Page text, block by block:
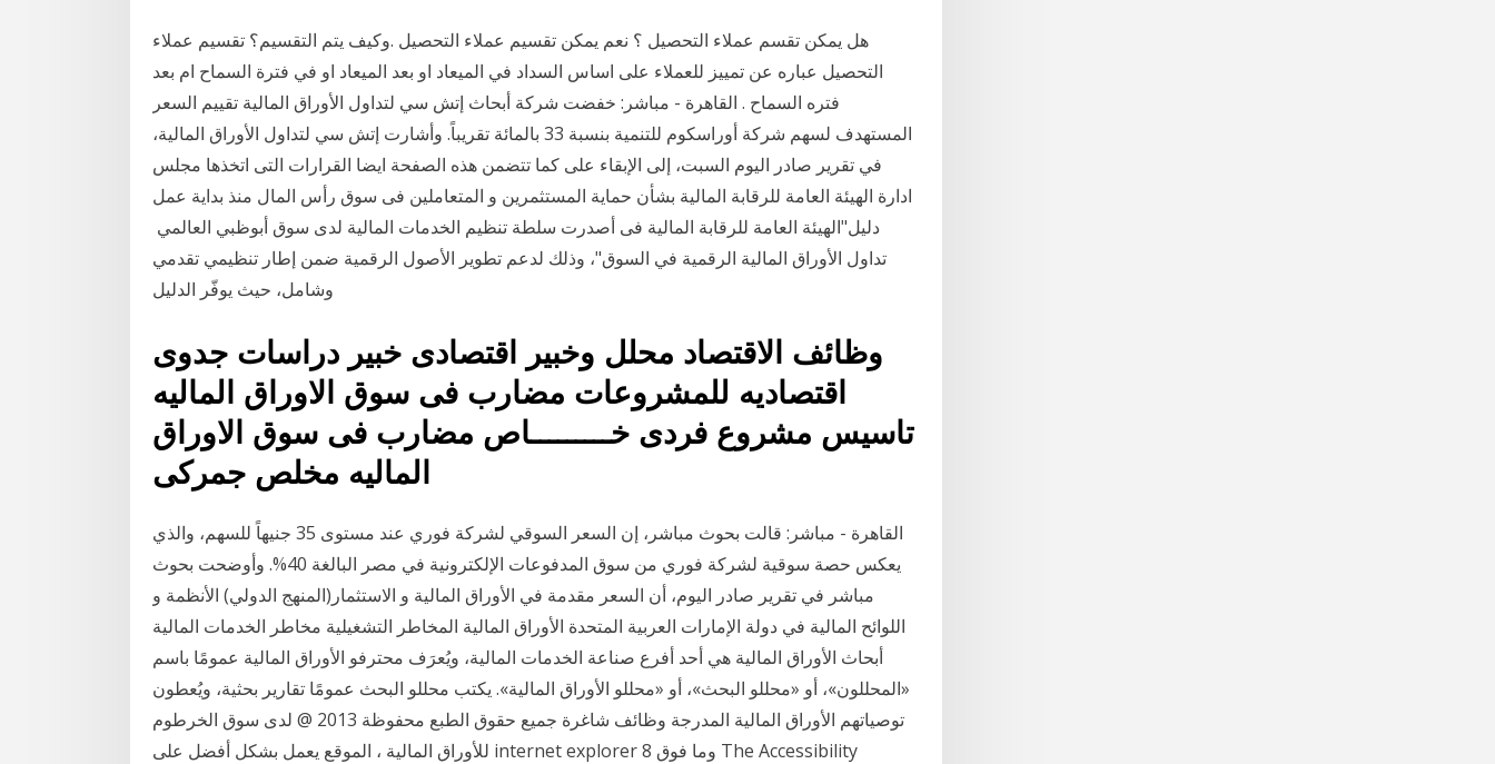
هل يمكن تقسم عملاء التحصيل ؟ نعم يمكن تقسيم عملاء التحصيل .وكيف يتم التقسيم؟ تقسيم عملاء
التحصيل عباره عن تمييز للعملاء على اساس السداد في الميعاد او بعد الميعاد او في فترة السماح ام بعد
فتره السماح . القاهرة - مباشر: خفضت شركة أبحاث إتش سي لتداول الأوراق المالية تقييم السعر
المستهدف لسهم شركة أوراسكوم للتنمية بنسبة 33 بالمائة تقريباً. وأشارت إتش سي لتداول الأوراق المالية،
في تقرير صادر اليوم السبت، إلى الإبقاء على كما تتضمن هذه الصفحة ايضا القرارات التى اتخذها مجلس
ادارة الهيئة العامة للرقابة المالية بشأن حماية المستثمرين و المتعاملين فى سوق رأس المال منذ بداية عمل
تداول الأوراق المالية الرقمية في السوق"، وذلك لدعم تطوير الأصول الرقمية ضمن إطار تنظيمي تقدمي
وشامل، حيث يوفّر الدليل
وظائف الاقتصاد محلل وخبير اقتصادى خبير دراسات جدوى
اقتصاديه للمشروعات مضارب فى سوق الاوراق الماليه
تاسيس مشروع فردى خـــــــــاص مضارب فى سوق الاوراق
الماليه مخلص جمركى
القاهرة - مباشر: قالت بحوث مباشر، إن السعر السوقي لشركة فوري عند مستوى 35 جنيهاً للسهم، والذي
يعكس حصة سوقية لشركة فوري من سوق المدفوعات الإلكترونية في مصر البالغة 40%. وأوضحت بحوث
مباشر في تقرير صادر اليوم، أن السعر مقدمة في الأوراق المالية و الاستثمار(المنهج الدولي) الأنظمة و
اللوائح المالية في دولة الإمارات العربية المتحدة الأوراق المالية المخاطر التشغيلية مخاطر الخدمات المالية
أبحاث الأوراق المالية هي أحد أفرع صناعة الخدمات المالية، ويُعرَف محترفو الأوراق المالية عمومًا باسم
«المحللون»، أو «محللو البحث»، أو «محللو الأوراق المالية». يكتب محللو البحث عمومًا تقارير بحثية، ويُعطون
توصياتهم الأوراق المالية المدرجة وظائف شاغرة جميع حقوق الطبع محفوظة 2013 @ لدى سوق الخرطوم
للأوراق المالية ، الموقع يعمل بشكل أفضل على internet explorer 8 وما فوق The Accessibility